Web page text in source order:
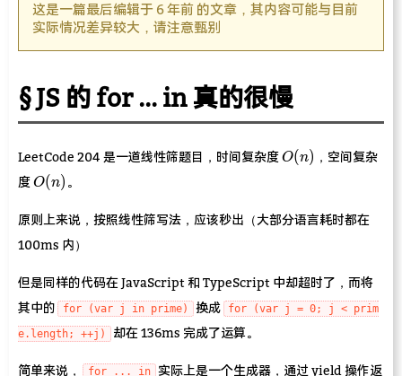
这是一篇最后编辑于 6 年前 的文章，其内容可能与目前
实际情况差异较大，请注意甄别
JS 的 for ... in 真的很慢
LeetCode 204 是一道线性筛题目，时间复杂度O(n)
O(n) ，空间复杂
度O(n)
O(n) 。
原则上来说，按照线性筛写法，应该秒出（大部分语言耗时都在
100ms 内）
但是同样的代码在 JavaScript 和 TypeScript 中却超时了，而将
其中的
for (var j in prime) 换成
for (var j = 0; j < prim
e.length; ++j)
却在 136ms 完成了运算。
简单来说， for ... in 实际上是一个生成器，通过 yield 操作返